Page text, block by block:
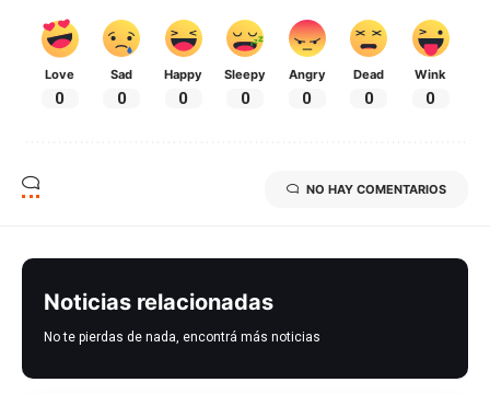
Love
0
Sad
0
Happy
0
Sleepy
0
Angry
0
Dead
0
Wink
0
NO HAY COMENTARIOS
Noticias relacionadas
No te pierdas de nada, encontrá más noticias